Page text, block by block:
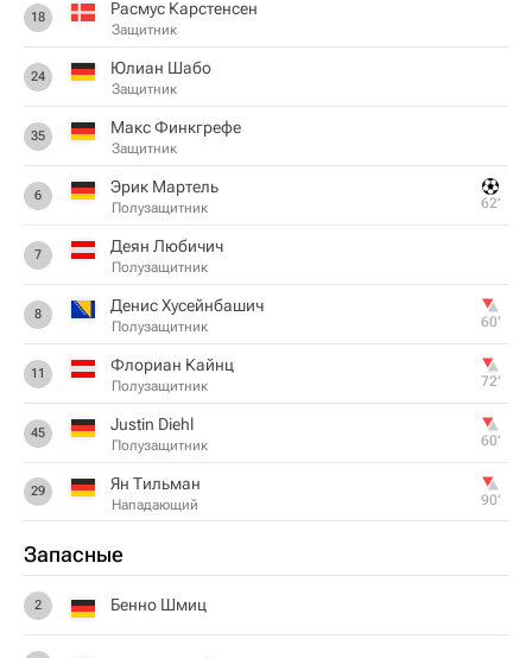
18 Расмус Карстенсен
Защитник
24 Юлиан Шабо
Защитник
35 Макс Финкгрефе
Защитник
6 Эрик Мартель
Полузащитник 62‎’‎
7 Деян Любичич
Полузащитник
8 Денис Хусейнбашич
Полузащитник 60‎’‎
11 Флориан Кайнц
Полузащитник 72‎’‎
45 Justin Diehl
Полузащитник 60‎’‎
29 Ян Тильман
Нападающий 90‎’‎
Запасные
2 Бенно Шмиц